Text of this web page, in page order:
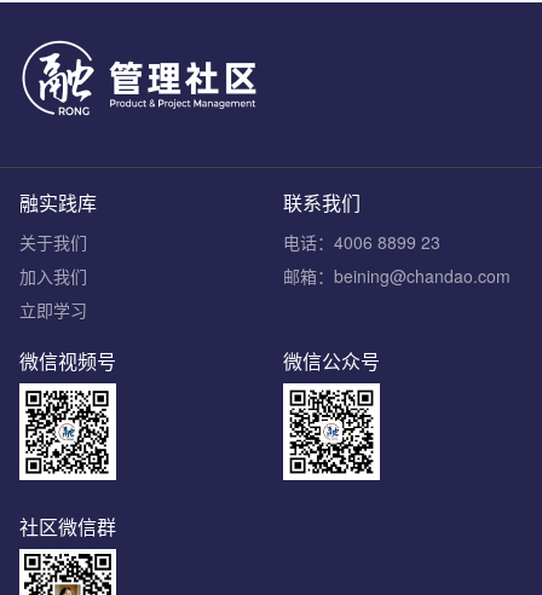
联系我们
电话：4006 8899 23
邮箱：beining@chandao.com
融实践库
关于我们
加入我们
立即学习
微信公众号
微信视频号
社区微信群